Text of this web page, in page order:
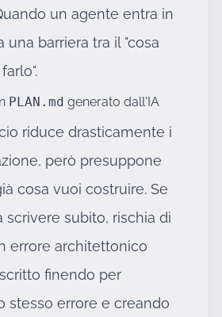
un agente entra in
una barriera tra il "cosa
PLAN.md generato dall'IA
riduce drasticamente i
però presuppone
cosa vuoi costruire. Se
scrivere subito, rischia di
errore architettonico
finendo per
stesso errore e creando